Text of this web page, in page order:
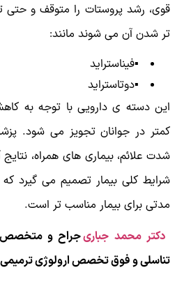
قوی، رشد پروستات را متوقف و
تر شدن آن می شوند مانند:
▪️فیناستراید
▪️دوتاستراید
این دسته ی دارویی با توجه به
کمتر در جوانان تجویز می شود.
شدت علائم، بیماری های همراه، نتایج
شرایط کلی بیمار تصمیم می گیرد
مدتی برای بیمار مناسب تر است.
دکتر محمد جباریجراح و متخصص
تناسلی و فوق تخصص ارولوژی ترمیمی